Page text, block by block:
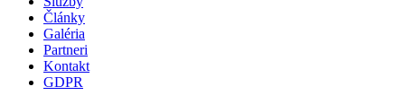
Články
Galéria
Partneri
Kontakt
GDPR